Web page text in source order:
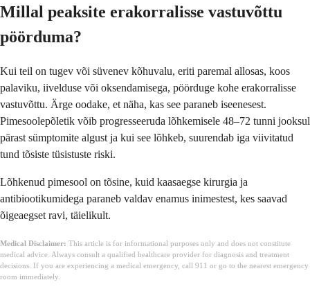
Millal peaksite erakorralisse vastuvõttu
pöörduma?
Kui teil on tugev või süvenev kõhuvalu, eriti paremal allosas, koos
palaviku, iivelduse või oksendamisega, pöörduge kohe erakorralisse
vastuvõttu. Ärge oodake, et näha, kas see paraneb iseenesest.
Pimesoolepõletik võib progresseeruda lõhkemisele 48–72 tunni jooksul
pärast sümptomite algust ja kui see lõhkeb, suurendab iga viivitatud
tund tõsiste tüsistuste riski.
Lõhkenud pimesool on tõsine, kuid kaasaegse kirurgia ja
antibiootikumidega paraneb valdav enamus inimestest, kes saavad
õigeaegset ravi, täielikult.
Medical Disclaimer: This article is for informational purposes only and does not constitute
medical advice. Always consult a qualified healthcare provider for diagnosis and treatment
decisions. If you are experiencing a medical emergency, call 911 or go to the nearest emergency
room immediately.